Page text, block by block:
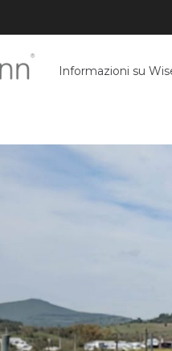
Informazioni su